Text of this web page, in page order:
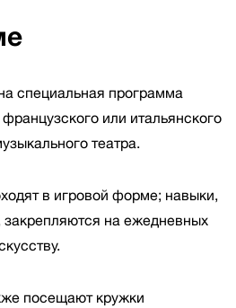
специальная программа
или итальянского
театра.
в игровой форме; навыки,
закрепляются на ежедневных
посещают кружки